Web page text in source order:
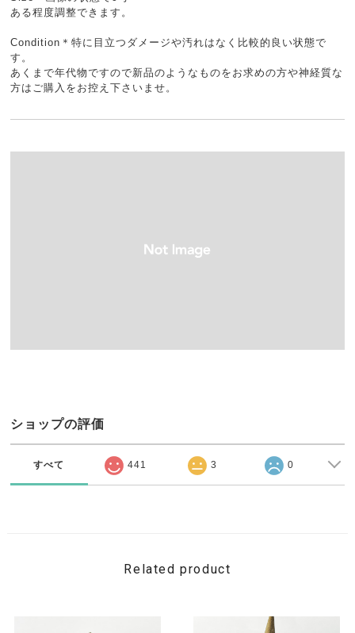
ある程度調整できます。
Condition＊特に目立つダメージや汚れはなく比較的良い状態で
す。
あくまで年代物ですので新品のようなものをお求めの方や神経質な
方はご購入をお控え下さいませ。
ショップの評価
すべて 441 3 0
Related product